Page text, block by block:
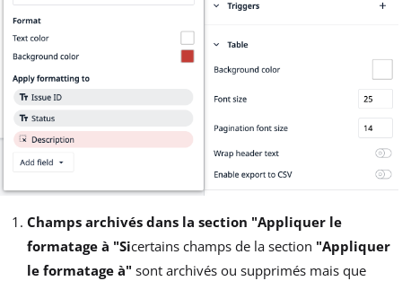
Champs archivés dans la section "Appliquer le
formatage à "Sicertains champs de la section "Appliquer
le formatage à" sont archivés ou supprimés mais que